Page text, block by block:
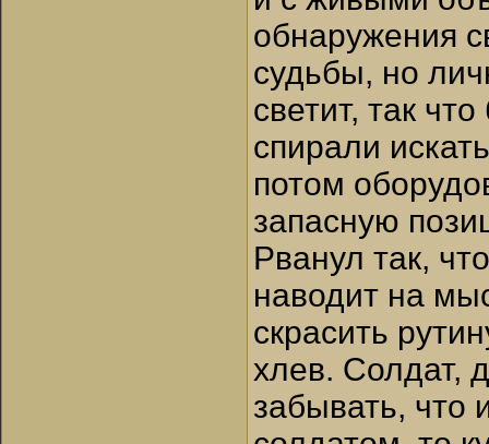
обнаружения
судьбы, но
светит, так
спирали
потом
запасную
Рванул так,
наводит на
скрасить
хлев. Солдат,
забывать, что